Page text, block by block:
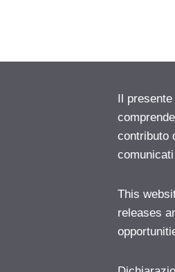
Il
contributo
This
releases